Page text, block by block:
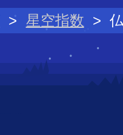
星空指数